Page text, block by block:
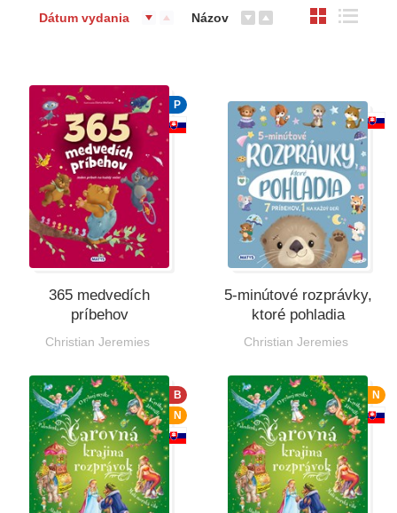
Dátum vydania Názov
P
365 medvedích
príbehov
Christian Jeremies
5-minútové rozprávky,
ktoré pohladia
Christian Jeremies
B
N
N